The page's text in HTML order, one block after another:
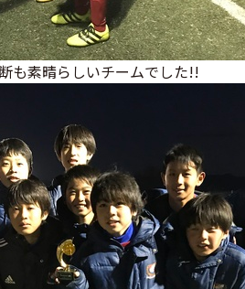
も素晴らしいチームでした!!